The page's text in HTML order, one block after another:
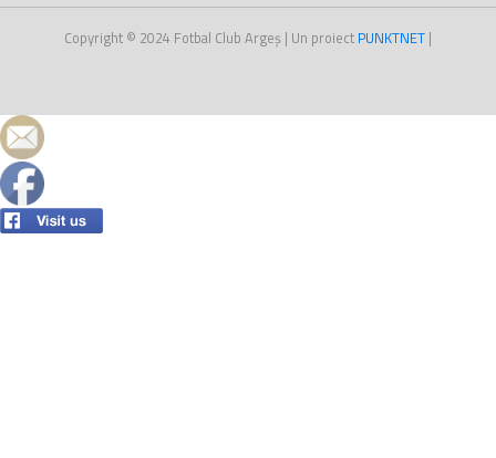
Copyright © 2024 Fotbal Club Argeș | Un proiect PUNKTNET |